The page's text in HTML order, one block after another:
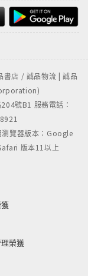
店 / 誠品物流 | 誠品
號B1 服務電話：
瀏覽器版本：Google
版本11以上
榮獲